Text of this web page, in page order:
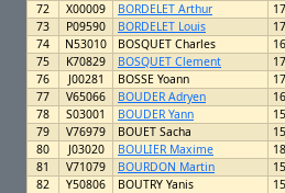
72
X00009 BORDELET Arthur
73
P09590 BORDELET Louis
74
N53010 BOSQUET Charles
75
K70829 BOSQUET Clement
76
J00281 BOSSE Yoann
77
V65066 BOUDER Adryen
78
S03001 BOUDER Yann
79
V76979 BOUET Sacha
80
J03020 BOULIER Maxime
81
V71079 BOURDON Martin
82
Y50806 BOUTRY Yanis